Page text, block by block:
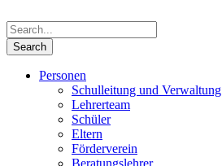
Personen
Schulleitung und Verwaltung
Lehrerteam
Schüler
Eltern
Förderverein
Beratungslehrer